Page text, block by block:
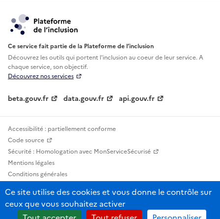
Ce service fait partie de la Plateforme de l’inclusion
Découvrez les outils qui portent l'inclusion aucoeur de leur service. A
chaque service, son objectif.
Découvrez nos services
beta.gouv.fr data.gouv.fr api.gouv.fr
Accessibilité : partiellement conforme
Code source
Sécurité : Homologation avec MonServiceSécurisé
Mentions légales
Conditions générales
Statistiques, lexiques et indicateurs
Sauf mention contraire, tous les contenus de ce site sont sous licence
Ce site utilise des cookies et vous donne le contrôle sur
ceux que vous souhaitez activer